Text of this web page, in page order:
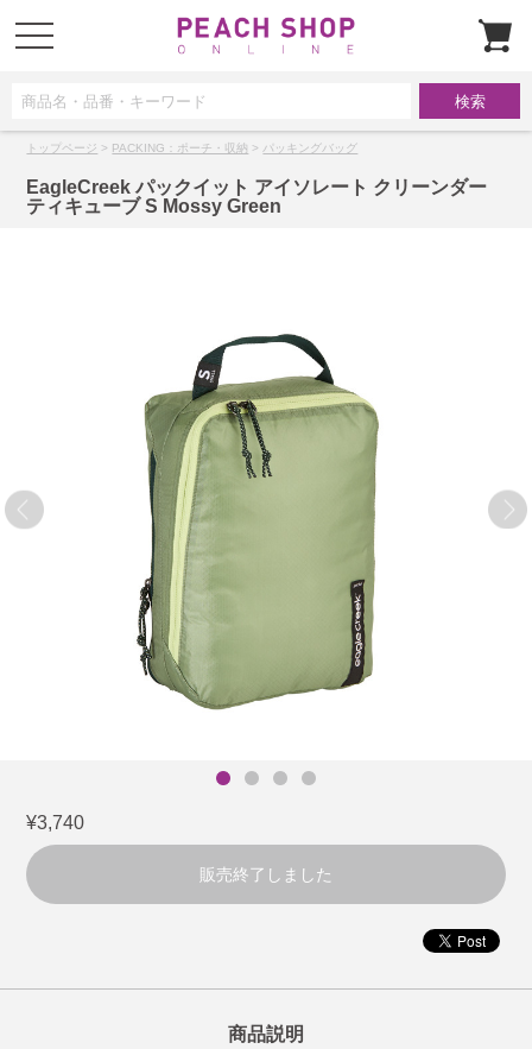
t
o
a
トップページ > PACKING：ポーチ・収納 > パッキングバッグ
EagleCreek パックイット アイソレート クリーンダー
ティキューブ S Mossy Green
¥3,740
販売終了しました
商品説明